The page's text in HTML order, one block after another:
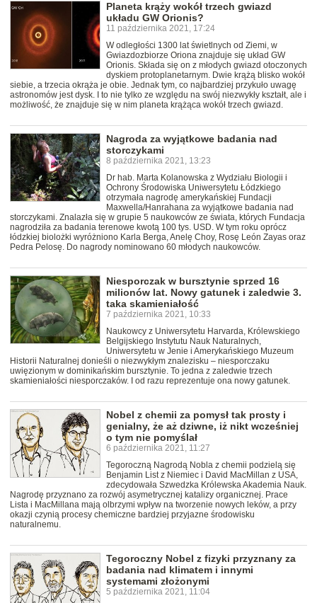
Planeta krąży wokół trzech gwiazd
układu GW Orionis?
11 października 2021, 17:24
W odległości 1300 lat świetlnych od Ziemi, w
Gwiazdozbiorze Oriona znajduje się układ GW
Orionis. Składa się on z młodych gwiazd otoczonych
dyskiem protoplanetarnym. Dwie krążą blisko wokół
siebie, a trzecia okrąża je obie. Jednak tym, co najbardziej przykuło uwagę
astronomów jest dysk. I to nie tylko ze względu na swój niezwykły kształt, ale i
możliwość, że znajduje się w nim planeta krążąca wokół trzech gwiazd.
Nagroda za wyjątkowe badania nad
storczykami
8 października 2021, 13:23
Dr hab. Marta Kolanowska z Wydziału Biologii i
Ochrony Środowiska Uniwersytetu Łódzkiego
otrzymała nagrodę amerykańskiej Fundacji
Maxwella/Hanrahana za wyjątkowe badania nad
storczykami. Znalazła się w grupie 5 naukowców ze świata, których Fundacja
nagrodziła za badania terenowe kwotą 100 tys. USD. W tym roku oprócz
łódzkiej biolożki wyróżniono Karla Berga, Anelę Choy, Rosę León Zayas oraz
Pedra Pelosę. Do nagrody nominowano 60 młodych naukowców.
Niesporczak w bursztynie sprzed 16
milionów lat. Nowy gatunek i zaledwie 3.
taka skamieniałość
7 października 2021, 10:33
Naukowcy z Uniwersytetu Harvarda, Królewskiego
Belgijskiego Instytutu Nauk Naturalnych,
Uniwersytetu w Jenie i Amerykańskiego Muzeum
Historii Naturalnej donieśli o niezwykłym znalezisku – niesporczaku
uwięzionym w dominikańskim bursztynie. To jedna z zaledwie trzech
skamieniałości niesporczaków. I od razu reprezentuje ona nowy gatunek.
Nobel z chemii za pomysł tak prosty i
genialny, że aż dziwne, iż nikt wcześniej
o tym nie pomyślał
6 października 2021, 11:27
Tegoroczną Nagrodą Nobla z chemii podzielą się
Benjamin List z Niemiec i David MacMillan z USA,
zdecydowała Szwedzka Królewska Akademia Nauk.
Nagrodę przyznano za rozwój asymetrycznej katalizy organicznej. Prace
Lista i MacMillana mają olbrzymi wpływ na tworzenie nowych leków, a przy
okazji czynią procesy chemiczne bardziej przyjazne środowisku
naturalnemu.
Tegoroczny Nobel z fizyki przyznany za
badania nad klimatem i innymi
systemami złożonymi
5 października 2021, 11:04